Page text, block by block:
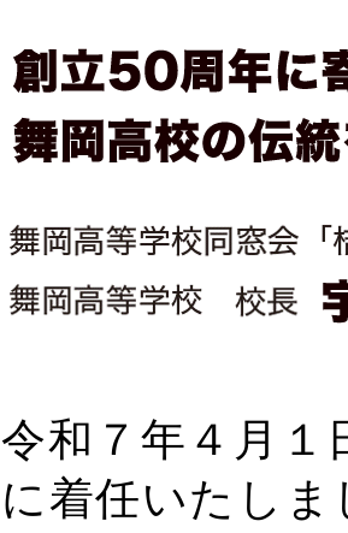
令和７年４月１
に着任いたし